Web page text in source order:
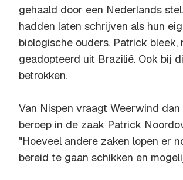
gehaald door een Nederlands
hadden laten schrijven als hun
biologische ouders. Patrick
geadopteerd uit Brazilië. Ook bij
betrokken.
Van Nispen vraagt Weerwind
beroep in de zaak Patrick
"Hoeveel andere zaken lopen er
bereid te gaan schikken en